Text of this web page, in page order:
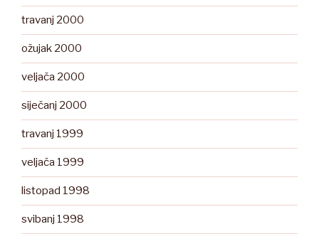
travanj 2000
ožujak 2000
veljača 2000
siječanj 2000
travanj 1999
veljača 1999
listopad 1998
svibanj 1998